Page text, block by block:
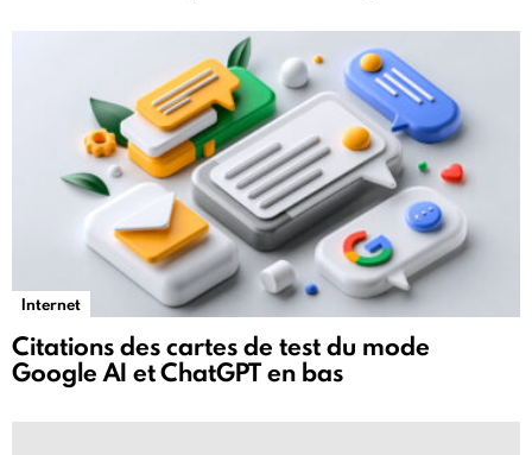
Internet
Citations des cartes de test du mode
Google AI et ChatGPT en bas